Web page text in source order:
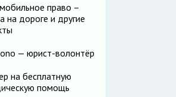
право –
на дороге и другие
— юрист-волонтёр
на бесплатную
помощь